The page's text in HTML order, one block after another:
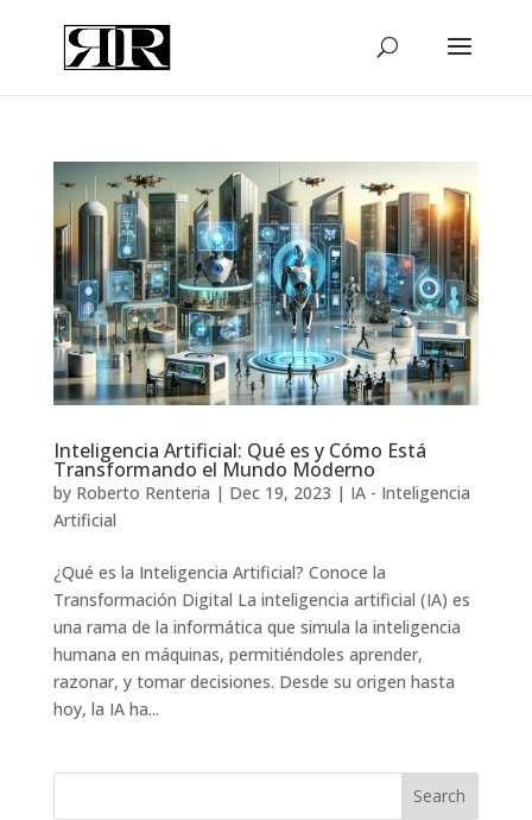
Inteligencia Artificial: Qué es y Cómo Está
Transformando el Mundo Moderno
by Roberto Renteria | Dec 19, 2023 | IA - Inteligencia
Artificial
¿Qué es la Inteligencia Artificial? Conoce la
Transformación Digital La inteligencia artificial (IA) es
una rama de la informática que simula la inteligencia
humana en máquinas, permitiéndoles aprender,
razonar, y tomar decisiones. Desde su origen hasta
hoy, la IA ha...
Search